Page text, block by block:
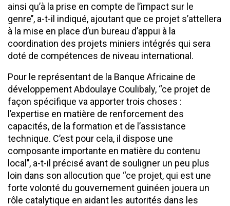
ainsi qu’à la prise en compte de l’impact sur le
genre’’, a-t-il indiqué, ajoutant que ce projet s’attellera
à la mise en place d’un bureau d’appui à la
coordination des projets miniers intégrés qui sera
doté de compétences de niveau international.
Pour le représentant de la Banque Africaine de
développement Abdoulaye Coulibaly, ‘‘ce projet de
façon spécifique va apporter trois choses :
l’expertise en matière de renforcement des
capacités, de la formation et de l’assistance
technique. C’est pour cela, il dispose une
composante importante en matière du contenu
local’’, a-t-il précisé avant de souligner un peu plus
loin dans son allocution que ‘‘ce projet, qui est une
forte volonté du gouvernement guinéen jouera un
rôle catalytique en aidant les autorités dans les